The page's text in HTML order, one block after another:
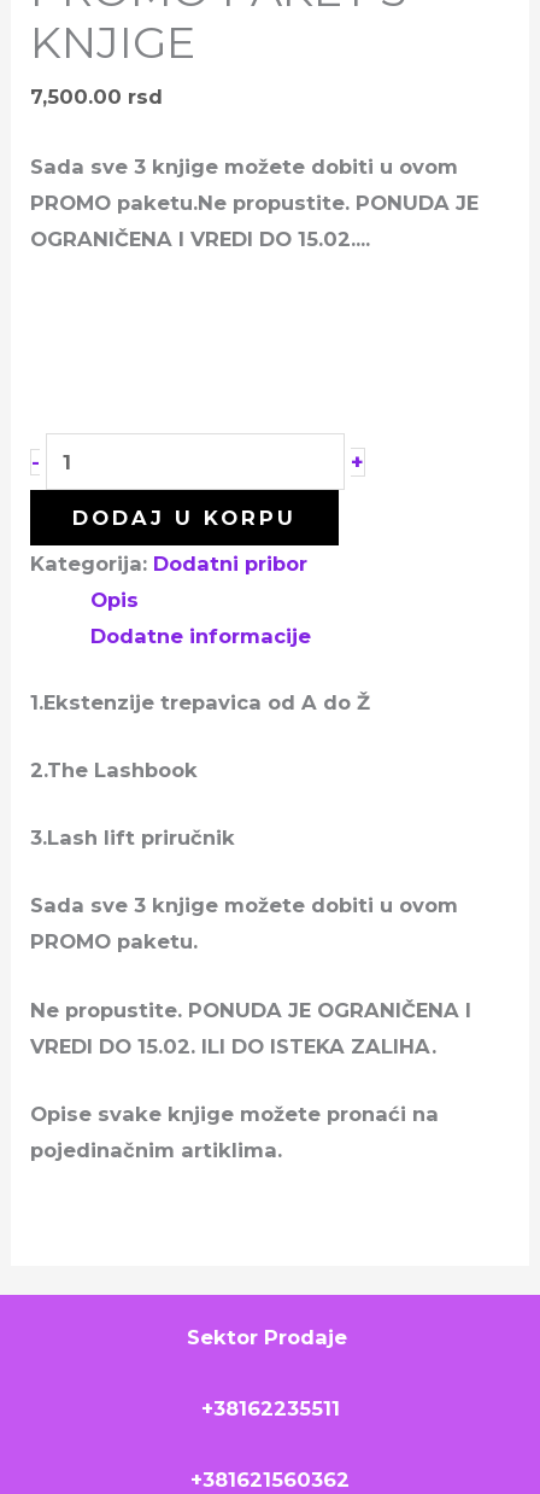
KNJIGE
7,500.00 rsd
Sada sve 3 knjige možete dobiti u ovom
PROMO paketu.Ne propustite. PONUDA JE
OGRANIČENA I VREDI DO 15.02....
- +
DODAJ U KORPU
Kategorija: Dodatni pribor
Opis
Dodatne informacije
1.Ekstenzije trepavica od A do Ž
2.The Lashbook
3.Lash lift priručnik
Sada sve 3 knjige možete dobiti u ovom
PROMO paketu.
Ne propustite. PONUDA JE OGRANIČENA I
VREDI DO 15.02. ILI DO ISTEKA ZALIHA.
Opise svake knjige možete pronaći na
pojedinačnim artiklima.
Sektor Prodaje
+38162235511
+381621560362